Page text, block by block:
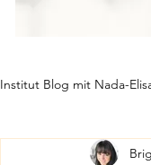
Institut Blog mit Nada-
Gesundheit